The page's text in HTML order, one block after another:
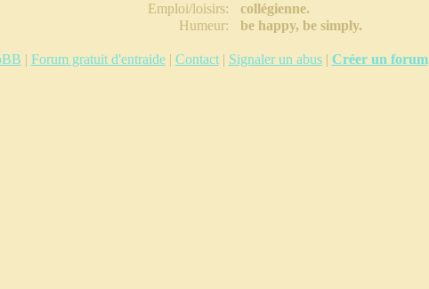
Emploi/loisirs: collégienne.
Humeur: be happy, be simply.
| Forum gratuit d'entraide| Contact| Signaler un abus| Créer un forum